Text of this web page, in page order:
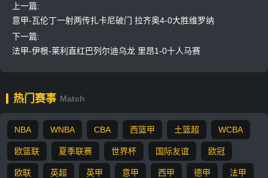
上一篇:
意甲-瓦伦丁一射两传扎卡尼破门 拉齐奥4-0大胜维罗纳
下一篇:
法甲-伊根-莱利直红巴列尔迪乌龙 里昂1-0十人马赛
热门赛事 Match
NBA WNBA CBA 西篮甲 土篮超 WCBA
欧篮联 夏季联赛 世界杯 国际友谊 欧冠
欧联 英超 英甲 意甲 西甲 德甲 法甲